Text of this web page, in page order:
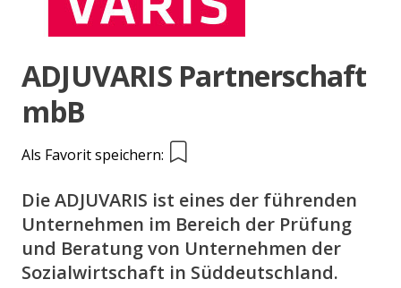
ADJUVARIS Partnerschaft
mbB
Als Favorit speichern:
Die ADJUVARIS ist eines der führenden
Unternehmen im Bereich der Prüfung
und Beratung von Unternehmen der
Sozialwirtschaft in Süddeutschland.